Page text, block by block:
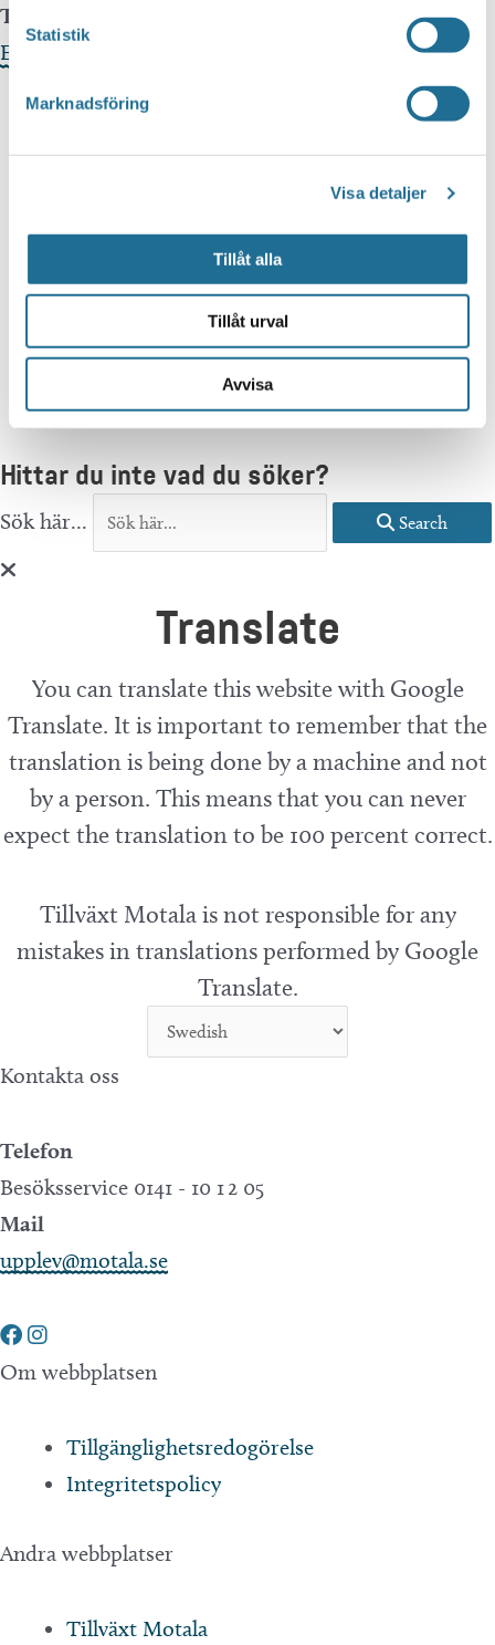
Statistik
Marknadsföring
Visa detaljer
Tillåt alla
Tillåt urval
Avvisa
Telefonnummer arrangör:
Evenemangets webbplats »
Hittar du inte vad du söker?
Sök här... Search
Translate
You can translate this website with Google
Translate. It is important to remember that the
translation is being done by a machine and not
by a person. This means that you can never
expect the translation to be 100 percent correct.
Tillväxt Motala is not responsible for any
mistakes in translations performed by Google
Translate.
Kontakta oss
Telefon
Besöksservice 0141 - 10 1 2 05
Mail
upplev@motala.se
Om webbplatsen
Tillgänglighetsredogörelse
Integritetspolicy
Andra webbplatser
Tillväxt Motala